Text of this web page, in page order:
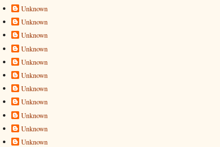
Unknown
Unknown
Unknown
Unknown
Unknown
Unknown
Unknown
Unknown
Unknown
Unknown
Unknown